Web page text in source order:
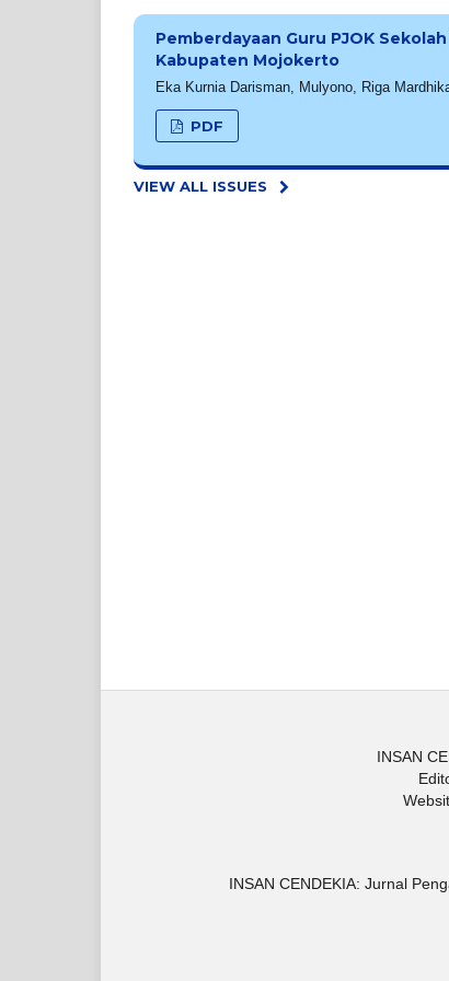
Pemberdayaan Guru PJOK
Kabupaten Mojokerto
Eka Kurnia Darisman, Mulyono, Riga
PDF
VIEW ALL ISSUES
INSAN
INSAN CENDEKIA: Jurnal